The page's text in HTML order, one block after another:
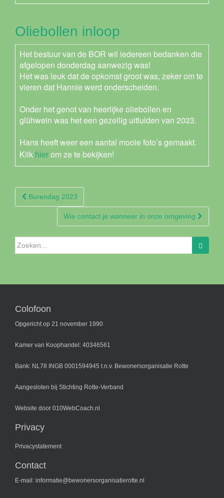
Oliebollen inloop
Het bestuur van de BOR wil iedereen bedanken die
afgelopen donderdag aanwezig was!
Het was leuk dat de opkomst groot was, zeker om te
vieren dat Hannie werd onderscheiden.
Onder het genot van heerlijke oliebollen en
glühwein was het een gezellig uitluiden van 2023.
Hans heeft weer een aantal mooie foto’s gemaakt.
Klik hier om ze te bekijken!
Berichtnavigatie
Burendag 2023
Wie contact je wanneer in onze omgeving
Zoeken
naar:
Colofoon
Opgericht op 21 november 1990
Kamer van Koophandel: 40346561
Bank: NL78 INGB 0001594945 t.n.v. Bewonersorganisatie Rotte
Aangesloten bij Stichting Rotte-Verband
Website door 010WebCoach.nl
Privacy
Privacystatement
Contact
E-mail: informatie@bewonersorganisatierotte.nl